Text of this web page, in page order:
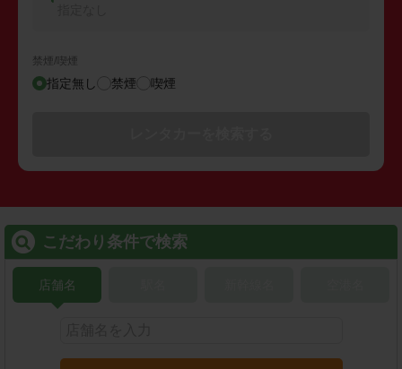
禁煙/喫煙
指定無し 禁煙 喫煙
こだわり条件で検索
店舗名